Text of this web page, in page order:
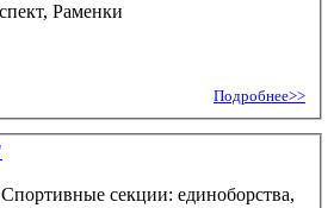
Раменки
Подробнее>>
секции: единоборства,